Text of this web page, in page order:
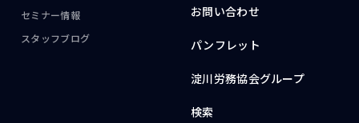
セミナー情報
スタッフブログ
お問い合わせ
パンフレット
淀川労務協会グループ
検索